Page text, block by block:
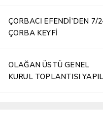
ÇORBACI EFENDİ’DEN 7/
ÇORBA KEYFİ
OLAĞAN ÜSTÜ GENEL
KURUL TOPLANTISI